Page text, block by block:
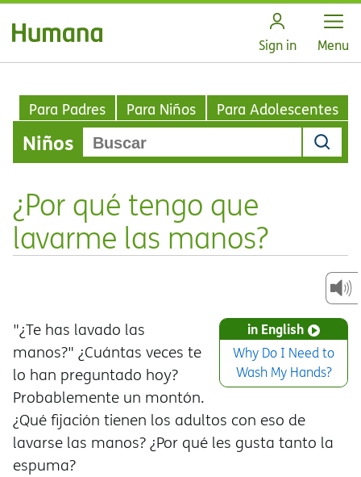
Sign in Open
Menu
Para Padres Para Niños Para Adolescentes
Niños
¿Por qué tengo que
lavarme las manos?
in English
Why Do I Need to
Wash My Hands?
"¿Te has lavado las
manos?" ¿Cuántas veces te
lo han preguntado hoy?
Probablemente un montón.
¿Qué fijación tienen los adultos con eso de
lavarse las manos? ¿Por qué les gusta tanto la
espuma?